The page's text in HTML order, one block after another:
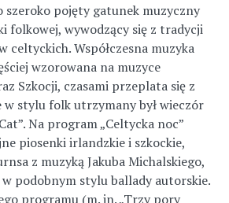
szeroko pojęty gatunek muzyczny
folkowej, wywodzący się z tradycji
celtyckich. Współczesna muzyka
wzorowana na muzyce
Szkocji, czasami przeplata się z
w stylu folk utrzymany był wieczór
Na program „Celtycka noc”
piosenki irlandzkie i szkockie,
z muzyką Jakuba Michalskiego,
podobnym stylu ballady autorskie.
programu (m. in. „Trzy pory